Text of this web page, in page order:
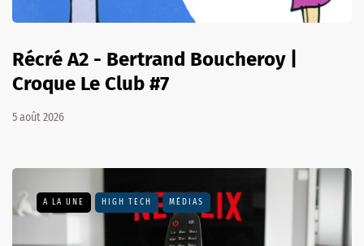
Récré A2 - Bertrand Boucheroy |
Croque Le Club #7
5 août 2026
A LA UNE HIGH TECH MÉDIAS